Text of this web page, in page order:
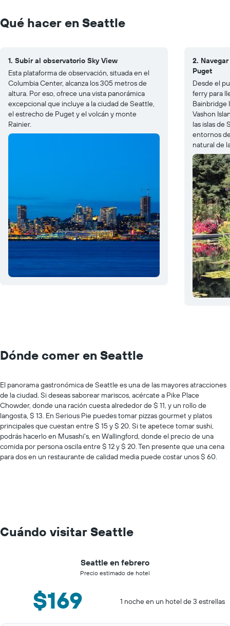
Qué hacer en Seattle
1. Subir al observatorio Sky View
Esta plataforma de observación, situada en el
Columbia Center, alcanza los 305 metros de
altura. Por eso, ofrece una vista panorámica
excepcional que incluye a la ciudad de Seattle,
el estrecho de Puget y el volcán y monte
Rainier.
2.
Puget
Desde el
ferry para
Bainbridge
Vashon
las islas de
entornos
natural de
Dónde comer en Seattle
El panorama gastronómica de Seattle es una de las mayores atracciones
de la ciudad. Si deseas saborear mariscos, acércate a Pike Place
Chowder, donde una ración cuesta alrededor de $ 11, y un rollo de
langosta, $ 13. En Serious Pie puedes tomar pizzas gourmet y platos
principales que cuestan entre $ 15 y $ 20. Si te apetece tomar sushi,
podrás hacerlo en Musashi's, en Wallingford, donde el precio de una
comida por persona oscila entre $ 12 y $ 20. Ten presente que una cena
para dos en un restaurante de calidad media puede costar unos $ 60.
Cuándo visitar Seattle
Seattle en febrero
Precio estimado de hotel
$169 1 noche en un hotel de 3 estrellas